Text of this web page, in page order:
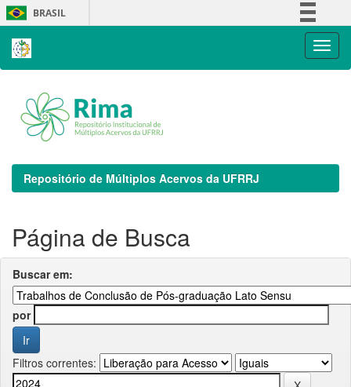
Skip
navigation
BRASIL
Repositório de Múltiplos Acervos da UFRRJ
Página de Busca
Buscar em:
por
Filtros correntes: